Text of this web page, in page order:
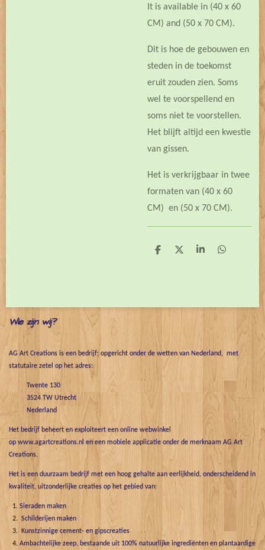
It is available in (40 x 60
CM) and (50 x 70 CM).
Dit is hoe de gebouwen en
steden in de toekomst
eruit zouden zien. Soms
wel te voorspellend en
soms niet te voorstellen.
Het blijft altijd een kwestie
van gissen.
Het is verkrijgbaar in twee
formaten van (40 x 60
CM) en (50 x 70 CM).
D
D
S
D
Wie zijn wij?
AG Art Creations is een bedrijf; opgericht onder de wetten van Nederland, met
statutaire zetel op het adres:
Twente 130
3524 TW Utrecht
Nederland
Het bedrijf beheert en exploiteert een online webwinkel
op www.agartcreations.nl en een mobiele applicatie onder de merknaam AG Art
Creations.
Het is een duurzaam bedrijf met een hoog gehalte aan eerlijkheid, onderscheidend in
kwaliteit, uitzonderlijke creaties op het gebied van:
Sieraden maken
Schilderijen maken
Kunstzinnige cement- en gipscreaties
Ambachtelijke zeep, bestaande uit 100% natuurlijke ingrediënten en plantaardige